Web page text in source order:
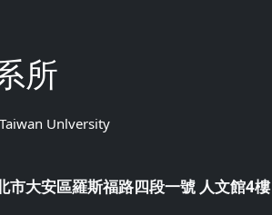
所
Unlversity
市大安區羅斯福路四段一號 人文館4樓